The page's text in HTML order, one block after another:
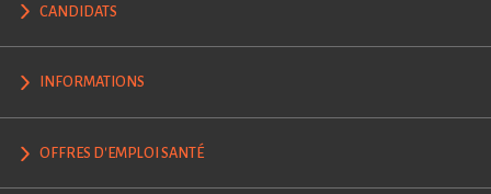
CANDIDATS
INFORMATIONS
OFFRES D'EMPLOI SANTÉ